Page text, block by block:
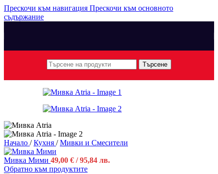
Прескочи към навигация Прескочи към основното
съдържание
Търсене
Начало / Кухня / Мивки и Смесители
Мивка Мими 49,00 € / 95,84 лв.
Обратно към продуктите